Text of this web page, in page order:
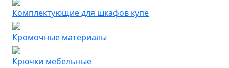
Комплектующие для шкафов купе
Кромочные материалы
Крючки мебельные